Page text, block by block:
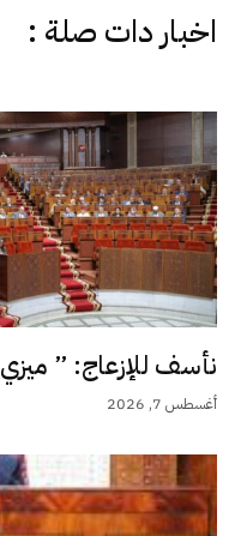
اخبار دات صلة :
نأسف للإزعاج: ”
أغسطس 7, 2026